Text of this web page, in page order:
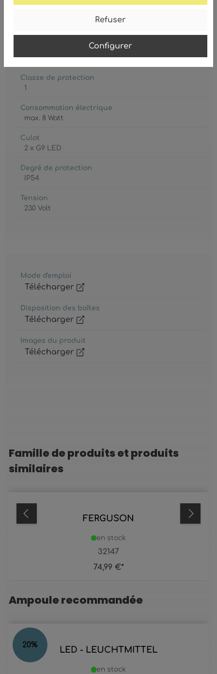
Refuser
Configurer
Non
Classe de protection
1
Consommation électrique
max. 8 Watt
Culot
2 x G9 LED
Degré de protection
IP54
Tension
230 Volt
Mode d'emploi
Télécharger
Disposition des boîtes
Télécharger
Images du produit
Télécharger
Ignorer la galerie de produits
Famille de produits et produits
similaires
FERGUSON
32147
en stock
74,99 €*
Ignorer la galerie de produits
Ampoule recommandée
20% LED - LEUCHTMITTEL
en stock